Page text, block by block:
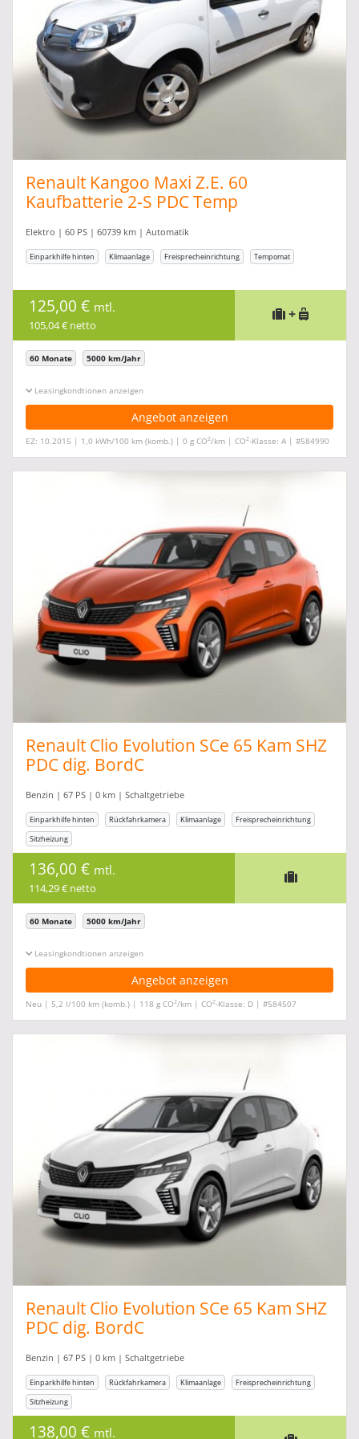
Renault Kangoo Maxi Z.E. 60
Kaufbatterie 2-S PDC Temp
Elektro | 60 PS | 60739 km | Automatik
Einparkhilfe hinten Klimaanlage Freisprecheinrichtung Tempomat
125,00 € mtl.
105,04 € netto
+
60 Monate 5000 km/Jahr
Leasingkonditionen ein-/ausblenden
Angebot anzeigen
EZ: 10.2015 | 1,0 kWh/100 km (komb.) | 0 g CO2/km | CO2-Klasse: A | #584990
Renault Clio Evolution SCe 65 Kam SHZ
PDC dig. BordC
Benzin | 67 PS | 0 km | Schaltgetriebe
Einparkhilfe hinten Rückfahrkamera Klimaanlage
Freisprecheinrichtung
Sitzheizung
136,00 € mtl.
114,29 € netto
60 Monate 5000 km/Jahr
Leasingkonditionen ein-/ausblenden
Angebot anzeigen
Neu | 5,2 l/100 km (komb.) | 118 g CO2/km | CO2-Klasse: D | #584507
Renault Clio Evolution SCe 65 Kam SHZ
PDC dig. BordC
Benzin | 67 PS | 0 km | Schaltgetriebe
Einparkhilfe hinten Rückfahrkamera Klimaanlage
Freisprecheinrichtung
Sitzheizung
138,00 € mtl.